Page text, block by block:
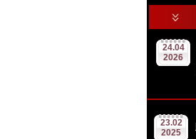
24.04
2026
23.02
2025